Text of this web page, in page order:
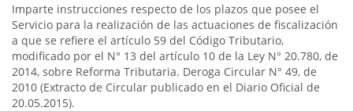
Imparte instrucciones respecto de los plazos que posee el
Servicio para la realización de las actuaciones de fiscalización
a que se refiere el artículo 59 del Código Tributario,
modificado por el N° 13 del artículo 10 de la Ley N° 20.780, de
2014, sobre Reforma Tributaria. Deroga Circular N° 49, de
2010 (Extracto de Circular publicado en el Diario Oficial de
20.05.2015).